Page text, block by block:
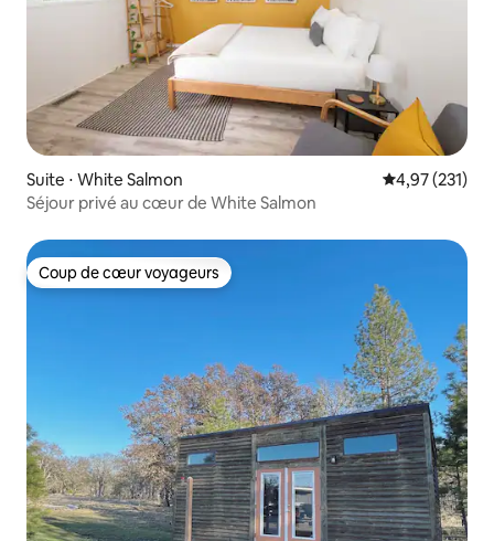
Suite ⋅ White Salmon Évaluation
4,97 (231)
Séjour privé au cœur de White Salmon
Coup de cœur voyageurs
Coup de cœur voyageurs